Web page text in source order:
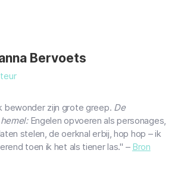
Bervoets
bewonder zijn grote greep. De
Engelen opvoeren als personages,
stelen, de oerknal erbij, hop hop – ik
toen ik het als tiener las." – Bron